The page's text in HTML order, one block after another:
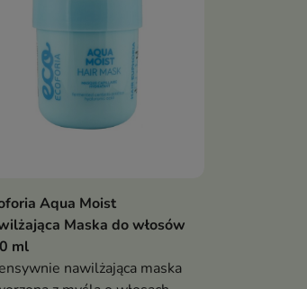
Dodaj do koszyka
Aqua Moist
Maska do włosów
ml
nawilżająca maska